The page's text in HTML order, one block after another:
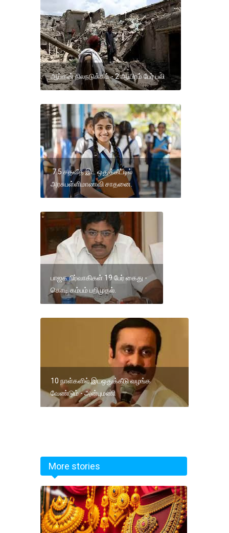
ஆப்கன் நிலநடுக்கம் - 2 ஆயிரம் பேர் பலி
7.5 சதவீத இட ஒதுக்கீட்டில்
அரசுபள்ளிமாணவி சாதனை.
பாஜக நிர்வாகிகள் 19 பேர் கைது -
கொடி கம்பம் பறிமுதல்.
10 நாள்களில் இடஒதுக்கீடு வழங்க
வேண்டும் - அன்புமணி
More stories